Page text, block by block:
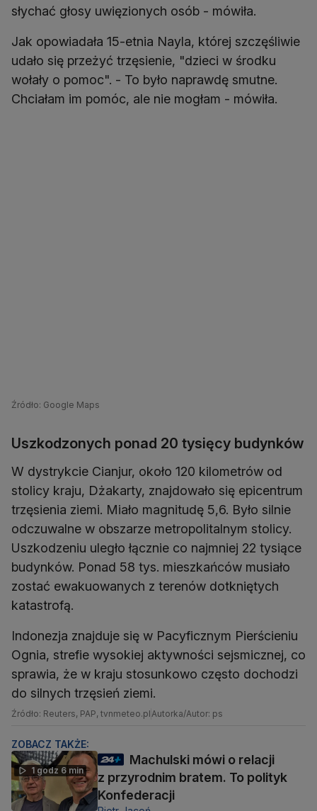
słychać głosy uwięzionych osób - mówiła.
Jak opowiadała 15-etnia Nayla, której szczęśliwie
udało się przeżyć trzęsienie, "dzieci w środku
wołały o pomoc". - To było naprawdę smutne.
Chciałam im pomóc, ale nie mogłam - mówiła.
Źródło: Google Maps
Uszkodzonych ponad 20 tysięcy budynków
W dystrykcie Cianjur, około 120 kilometrów od
stolicy kraju, Dżakarty, znajdowało się epicentrum
trzęsienia ziemi. Miało magnitudę 5,6. Było silnie
odczuwalne w obszarze metropolitalnym stolicy.
Uszkodzeniu uległo łącznie co najmniej 22 tysiące
budynków. Ponad 58 tys. mieszkańców musiało
zostać ewakuowanych z terenów dotkniętych
katastrofą.
Indonezja znajduje się w Pacyficznym Pierścieniu
Ognia, strefie wysokiej aktywności sejsmicznej, co
sprawia, że w kraju stosunkowo często dochodzi
do silnych trzęsień ziemi.
Źródło: Reuters, PAP, tvnmeteo.plAutorka/Autor: ps
ZOBACZ TAKŻE:
1 godz 6 min
Machulski mówi o relacji
z przyrodnim bratem. To polityk
Konfederacji